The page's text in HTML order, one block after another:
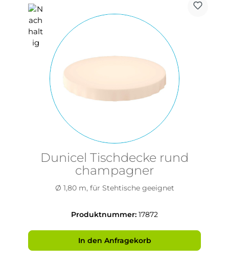
Dunicel Tischdecke rund
champagner
Ø 1,80 m, für Stehtische geeignet
Produktnummer: 17872
In den Anfragekorb